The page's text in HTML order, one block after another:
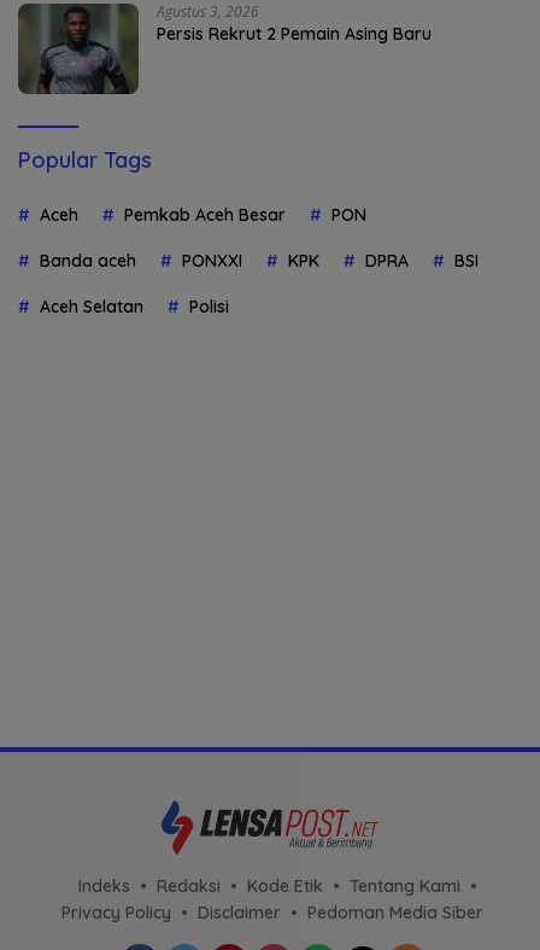
Agustus 3, 2026
Persis Rekrut 2 Pemain Asing Baru
Popular Tags
Aceh Pemkab Aceh Besar PON
Banda aceh PONXXI KPK DPRA BSI
Aceh Selatan Polisi
Indeks Redaksi Kode Etik
Tentang Kami
Privacy Policy
Disclaimer Pedoman Media Siber